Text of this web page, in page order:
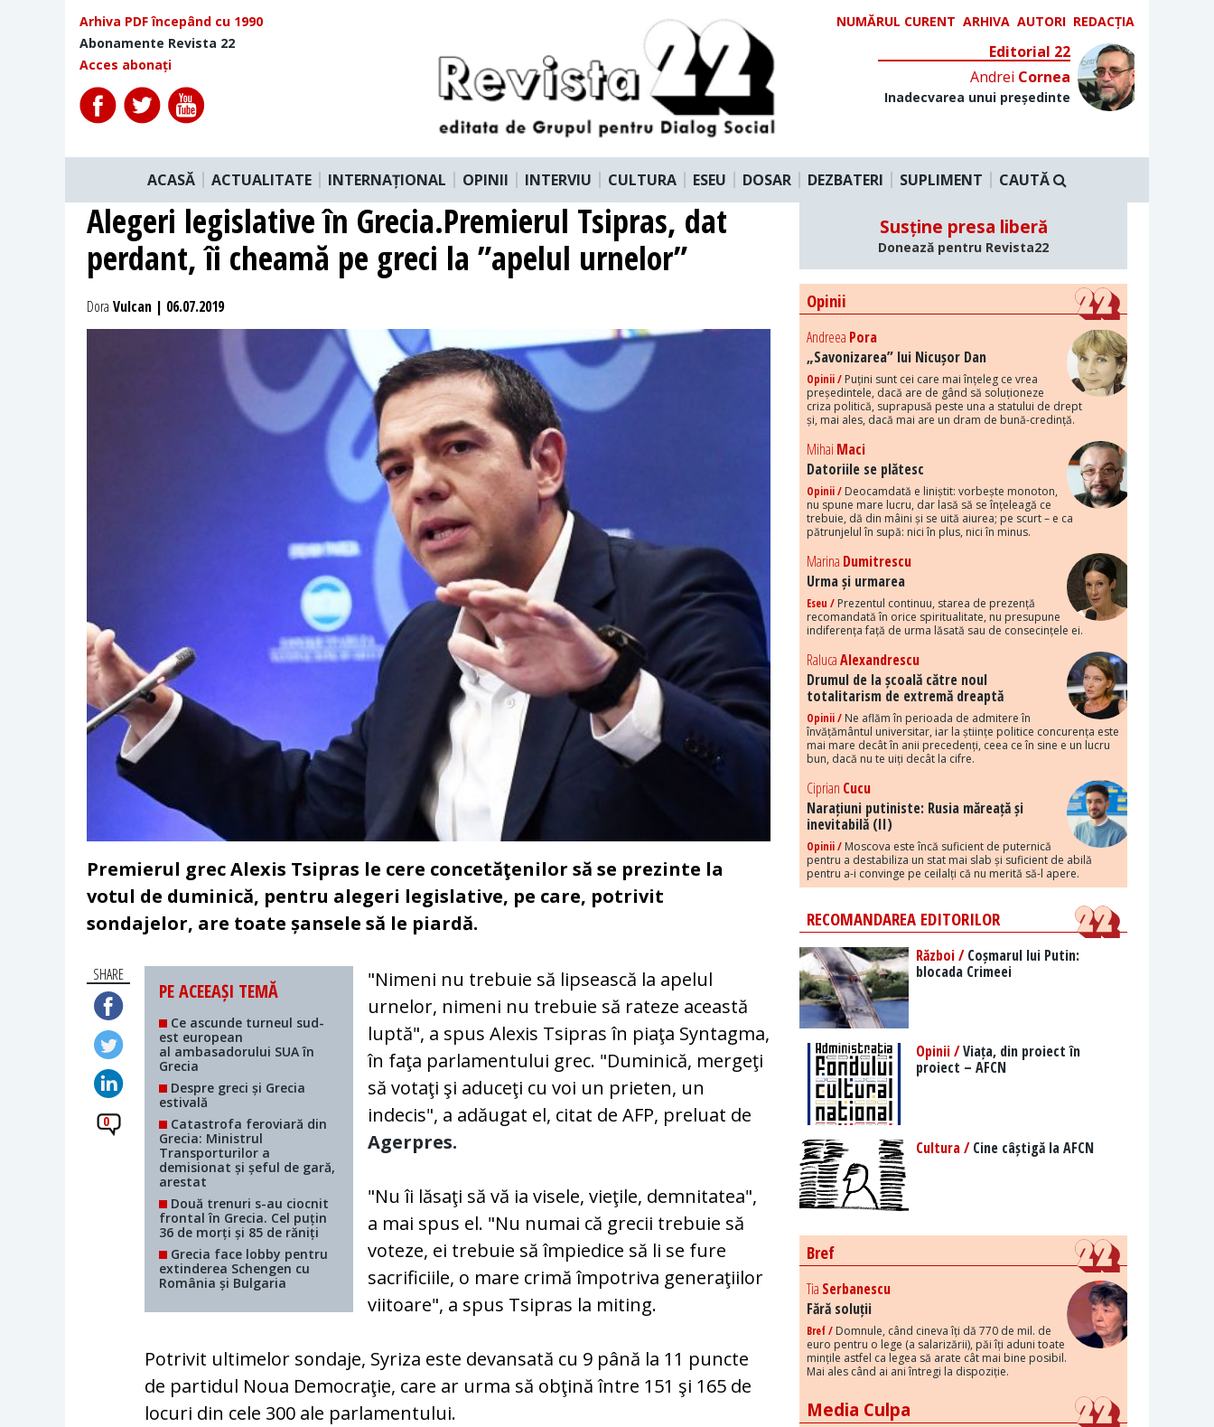
Arhiva PDF începând cu 1990
Abonamente Revista 22
Acces abonați
NUMĂRUL CURENT ARHIVA AUTORI REDACȚIA
Editorial 22
Andrei Cornea
Inadecvarea unui președinte
ACASĂ ACTUALITATE INTERNAȚIONAL OPINII INTERVIU CULTURA ESEU DOSAR DEZBATERI SUPLIMENT CAUTĂ
Alegeri legislative în Grecia.Premierul Tsipras, dat
perdant, îi cheamă pe greci la ”apelul urnelor”
Dora Vulcan | 06.07.2019
Premierul grec Alexis Tsipras le cere concetăţenilor să se prezinte la
votul de duminică, pentru alegeri legislative, pe care, potrivit
sondajelor, are toate șansele să le piardă.
SHARE
0
PE ACEEAȘI TEMĂ
Ce ascunde turneul sud-
est european
al ambasadorului SUA în
Grecia
Despre greci și Grecia
estivală
Catastrofa feroviară din
Grecia: Ministrul
Transporturilor a
demisionat și șeful de gară,
arestat
Două trenuri s-au ciocnit
frontal în Grecia. Cel puțin
36 de morți și 85 de răniți
Grecia face lobby pentru
extinderea Schengen cu
România și Bulgaria
"Nimeni nu trebuie să lipsească la apelul
urnelor, nimeni nu trebuie să rateze această
luptă", a spus Alexis Tsipras în piaţa Syntagma,
în faţa parlamentului grec. "Duminică, mergeţi
să votaţi şi aduceţi cu voi un prieten, un
indecis", a adăugat el, citat de AFP, preluat de
Agerpres.
"Nu îi lăsaţi să vă ia visele, vieţile, demnitatea",
a mai spus el. "Nu numai că grecii trebuie să
voteze, ei trebuie să împiedice să li se fure
sacrificiile, o mare crimă împotriva generaţiilor
viitoare", a spus Tsipras la miting.
Potrivit ultimelor sondaje, Syriza este devansată cu 9 până la 11 puncte
de partidul Noua Democraţie, care ar urma să obţină între 151 şi 165 de
locuri din cele 300 ale parlamentului.
Susține presa liberă
Donează pentru Revista22
Opinii
Andreea Pora
„Savonizarea” lui Nicușor Dan
Opinii / Puțini sunt cei care mai înțeleg ce vrea
președintele, dacă are de gând să soluționeze
criza politică, suprapusă peste una a statului de drept
și, mai ales, dacă mai are un dram de bună-credință.
Mihai Maci
Datoriile se plătesc
Opinii / Deocamdată e liniștit: vorbește monoton,
nu spune mare lucru, dar lasă să se înțeleagă ce
trebuie, dă din mâini și se uită aiurea; pe scurt – e ca
pătrunjelul în supă: nici în plus, nici în minus.
Marina Dumitrescu
Urma și urmarea
Eseu / Prezentul continuu, starea de prezență
recomandată în orice spiritualitate, nu presupune
indiferența față de urma lăsată sau de consecințele ei.
RalucaAlexandrescu
Drumul de la școală către noul
totalitarism de extremă dreaptă
Opinii / Ne aflăm în perioada de admitere în
învățământul universitar, iar la științe politice concurența este
mai mare decât în anii precedenți, ceea ce în sine e un lucru
bun, dacă nu te uiți decât la cifre.
Ciprian Cucu
Narațiuni putiniste: Rusia măreață și
inevitabilă (II)
Opinii / Moscova este încă suficient de puternică
pentru a destabiliza un stat mai slab și suficient de abilă
pentru a-i convinge pe ceilalți că nu merită să-l apere.
RECOMANDAREA EDITORILOR
Război /Coșmarul lui Putin:
blocada Crimeei
Opinii /Viața, din proiect în
proiect – AFCN
Cultura /Cine câștigă la AFCN
Bref
Tia Serbanescu
Fără soluții
Bref / Domnule, când cineva îți dă 770 de mil. de
euro pentru o lege (a salarizării), păi îți aduni toate
mințile astfel ca legea să arate cât mai bine posibil.
Mai ales când ai ani întregi la dispoziție.
Media Culpa